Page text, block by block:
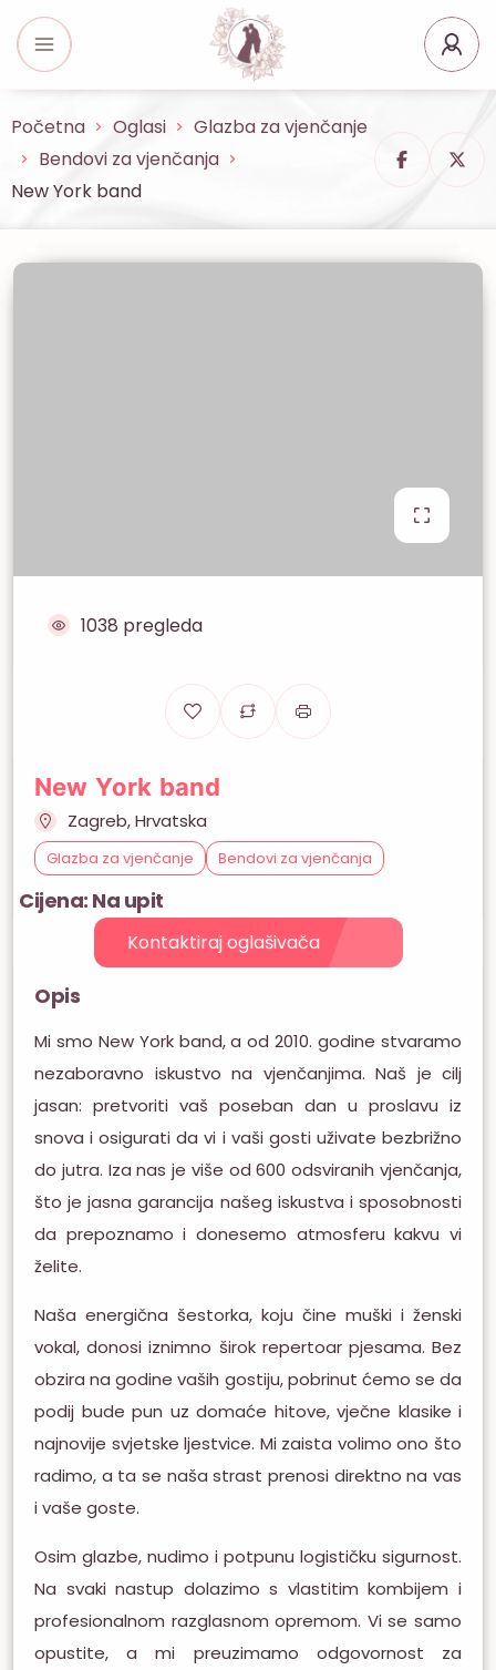
Početna Oglasi
Glazba za vjenčanje
Bendovi za vjenčanja
New York band
1038 pregleda
New York band
Zagreb, Hrvatska
Glazba za vjenčanje Bendovi za vjenčanja
Cijena: Na upit
Kontaktiraj oglašivača
Opis
Mi smo New York band, a od 2010. godine stvaramo
nezaboravno iskustvo na vjenčanjima. Naš je cilj
jasan: pretvoriti vaš poseban dan u proslavu iz
snova i osigurati da vi i vaši gosti uživate bezbrižno
do jutra. Iza nas je više od 600 odsviranih vjenčanja,
što je jasna garancija našeg iskustva i sposobnosti
da prepoznamo i donesemo atmosferu kakvu vi
želite.
Naša energična šestorka, koju čine muški i ženski
vokal, donosi iznimno širok repertoar pjesama. Bez
obzira na godine vaših gostiju, pobrinut ćemo se da
podij bude pun uz domaće hitove, vječne klasike i
najnovije svjetske ljestvice. Mi zaista volimo ono što
radimo, a ta se naša strast prenosi direktno na vas
i vaše goste.
Osim glazbe, nudimo i potpunu logističku sigurnost.
Na svaki nastup dolazimo s vlastitim kombijem i
profesionalnom razglasnom opremom. Vi se samo
opustite, a mi preuzimamo odgovornost za